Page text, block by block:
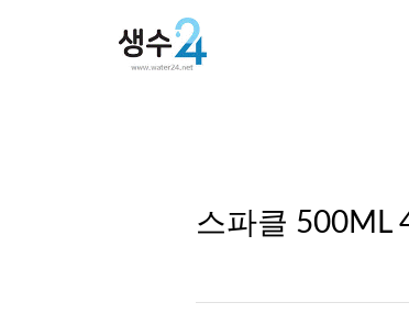
스파클 500ML